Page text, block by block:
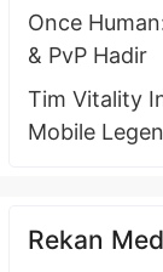
Once
& PvP Hadir
Tim Vitality
Mobile
Rekan